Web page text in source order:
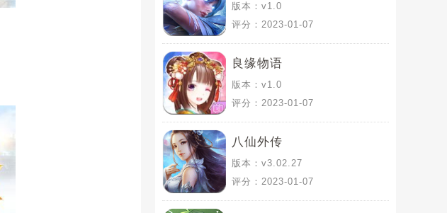
版本：v1.0
评分：2023-01-07
良缘物语
版本：v1.0
评分：2023-01-07
八仙外传
版本：v3.02.27
评分：2023-01-07